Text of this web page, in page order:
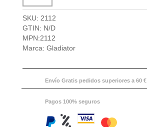
L
Metro
de
Gladiator
cantidad
SKU: 2112
GTIN: N/D
MPN:2112
Marca: Gladiator
Envío Gratis pedidos superiores a 60 €
Pagos 100% seguros